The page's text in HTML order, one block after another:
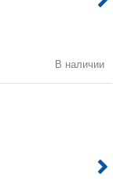
В наличии